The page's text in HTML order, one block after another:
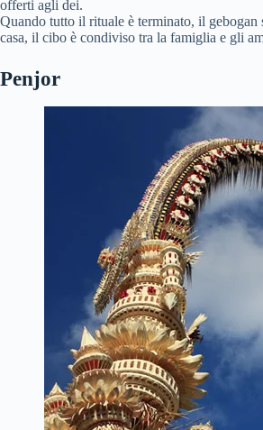
offerti agli dei.
Quando tutto il rituale è terminato, il gebogan
casa, il cibo è condiviso tra la famiglia e gli
Penjor